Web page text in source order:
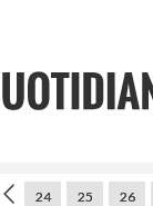
23 24 25 26